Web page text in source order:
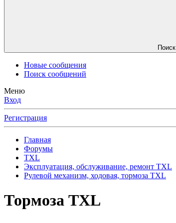
Поиск
Новые сообщения
Поиск сообщений
Меню
Вход
Регистрация
Главная
Форумы
TXL
Эксплуатация, обслуживание, ремонт TXL
Рулевой механизм, ходовая, тормоза TXL
Тормоза TXL